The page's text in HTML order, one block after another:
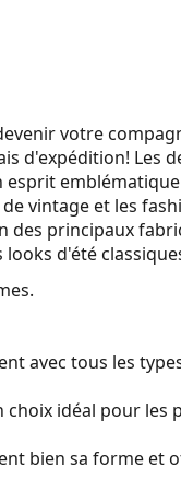
votre
d'expédition! Les
vintage et les
des principaux
d'été
avec tous les
choix idéal pour les
bien sa forme et